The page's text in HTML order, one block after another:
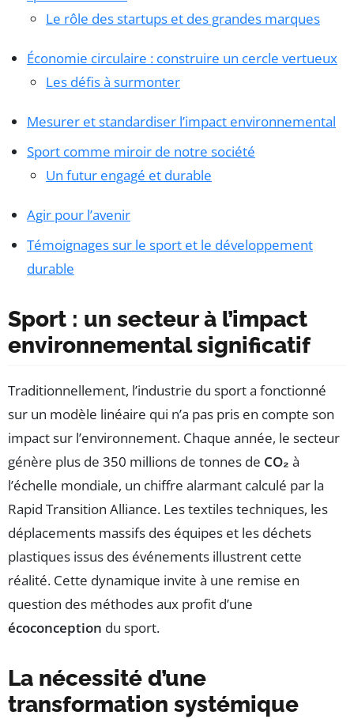
Le rôle des startups et des grandes marques
Économie circulaire : construire un cercle vertueux
Les défis à surmonter
Mesurer et standardiser l’impact environnemental
Sport comme miroir de notre société
Un futur engagé et durable
Agir pour l’avenir
Témoignages sur le sport et le développement
durable
Sport : un secteur à l’impact
environnemental significatif
Traditionnellement, l’industrie du sport a fonctionné
sur un modèle linéaire qui n’a pas pris en compte son
impact sur l’environnement. Chaque année, le secteur
génère plus de 350 millions de tonnes de CO₂ à
l’échelle mondiale, un chiffre alarmant calculé par la
Rapid Transition Alliance. Les textiles techniques, les
déplacements massifs des équipes et les déchets
plastiques issus des événements illustrent cette
réalité. Cette dynamique invite à une remise en
question des méthodes aux profit d’une
écoconception du sport.
La nécessité d’une
transformation systémique